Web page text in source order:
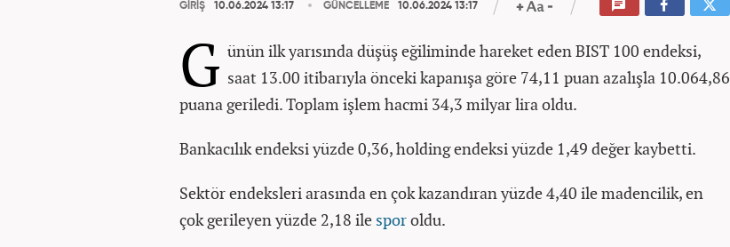
GİRİŞ 10.06.2024 13:17 GÜNCELLEME 10.06.2024 13:17
G ünün ilk yarısında düşüş eğiliminde hareket eden BIST 100 endeksi,
saat 13.00 itibarıyla önceki kapanışa göre 74,11 puan azalışla 10.064,86
puana geriledi. Toplam işlem hacmi 34,3 milyar lira oldu.
Bankacılık endeksi yüzde 0,36, holding endeksi yüzde 1,49 değer kaybetti.
Sektör endeksleri arasında en çok kazandıran yüzde 4,40 ile madencilik, en
çok gerileyen yüzde 2,18 ile sporoldu.